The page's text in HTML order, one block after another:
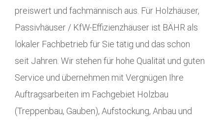
preiswert und fachmännisch aus. Für Holzhäuser,
Passivhäuser / KfW-Effizienzhäuser ist BÄHR als
lokaler Fachbetrieb für Sie tätig und das schon
seit Jahren. Wir stehen für hohe Qualität und guten
Service und übernehmen mit Vergnügen Ihre
Auftragsarbeiten im Fachgebiet Holzbau
(Treppenbau, Gauben), Aufstockung, Anbau und